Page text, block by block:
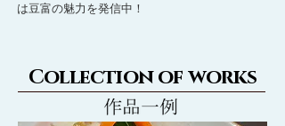
は豆富の魅力を発信中！
Collection of works